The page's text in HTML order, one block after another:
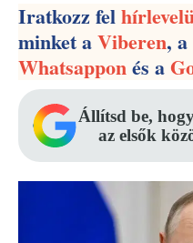
Iratkozz fel
minket aViberen, a
Whatsapponés a
Állítsd be,
az elsők